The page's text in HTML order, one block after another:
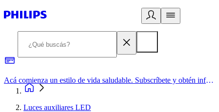
Acá comienza un estilo de vida saludable. Subscríbete y obtén información de primera mano
Luces auxiliares LED